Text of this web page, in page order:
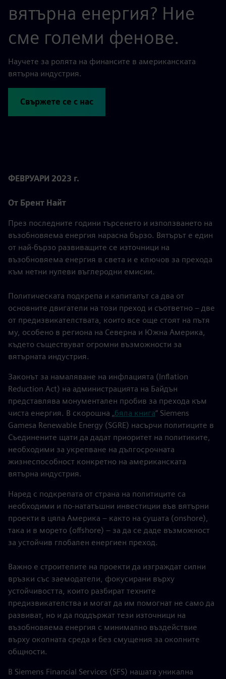
вятърна енергия? Ние
сме големи фенове.
Научете за ролята на финансите в американската
вятърна индустрия.
Свържете се с нас
ФЕВРУАРИ 2023 г.
От Брент Найт
През последните години търсенето и използването на
възобновяема енергия нарасна бързо. Вятърът е един
от най-бързо развиващите се източници на
възобновяема енергия в света и е ключов за прехода
към нетни нулеви въглеродни емисии.
Политическата подкрепа и капиталът са два от
основните двигатели на този преход и съответно – две
от предизвикателствата, които все още стоят на пътя
му, особено в региона на Северна и Южна Америка,
където съществуват огромни възможности за
вятърната индустрия.
Законът за намаляване на инфлацията (Inflation
Reduction Act) на администрацията на Байдън
представлява монументален пробив за прехода към
чиста енергия. В скорошна „бяла книга“ Siemens
Gamesa Renewable Energy (SGRE) насърчи политиците в
Съединените щати да дадат приоритет на политиките,
необходими за укрепване на дългосрочната
жизнеспособност конкретно на американската
вятърна индустрия.
Наред с подкрепата от страна на политиците са
необходими и по-нататъшни инвестиции във вятърни
проекти в цяла Америка – както на сушата (onshore),
така и в морето (offshore) – за да се даде възможност
за устойчив глобален енергиен преход.
Важно е строителите на проекти да изграждат силни
връзки със заемодатели, фокусирани върху
устойчивостта, които разбират техните
предизвикателства и могат да им помогнат не само да
развиват, но и да поддържат тези източници на
възобновяема енергия с минимално въздействие
върху околната среда и без смущения за околните
общности.
В Siemens Financial Services (SFS) нашата уникална